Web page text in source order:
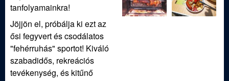
z
E
g
tanfolyamainkra!
Jöjjön el, próbálja ki ezt az
ősi fegyvert és csodálatos
"fehérruhás" sportot! Kiváló
szabadidős, rekreációs
tevékenység, és kitűnő